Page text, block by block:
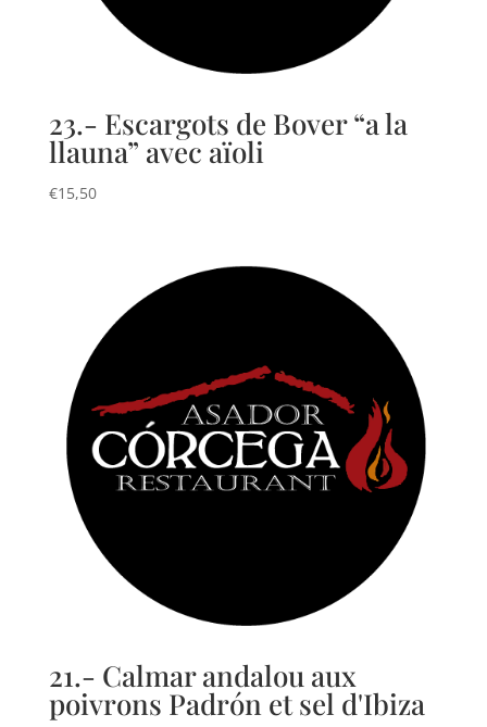
23.- Escargots de Bover “a la
llauna” avec aïoli
€15,50
21.- Calmar andalou aux
poivrons Padrón et sel d'Ibiza